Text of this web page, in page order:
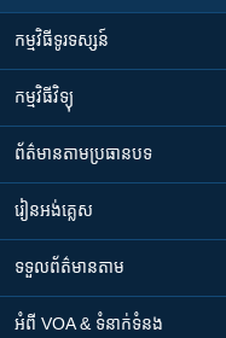
កម្មវិធី​ទូរទស្សន៍
កម្មវិធី​វិទ្យុ
ព័ត៌មាន​តាមប្រធានបទ​
រៀន​​អង់គ្លេស
ទទួល​ព័ត៌មាន​តាម
អំពី​ VOA & ទំនាក់ទំនង